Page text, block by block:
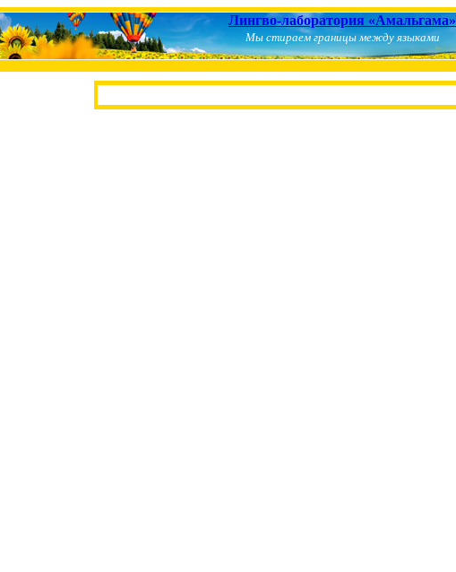
Лингво-лаборатория «Амальгама»
Мы стираем границы между языками